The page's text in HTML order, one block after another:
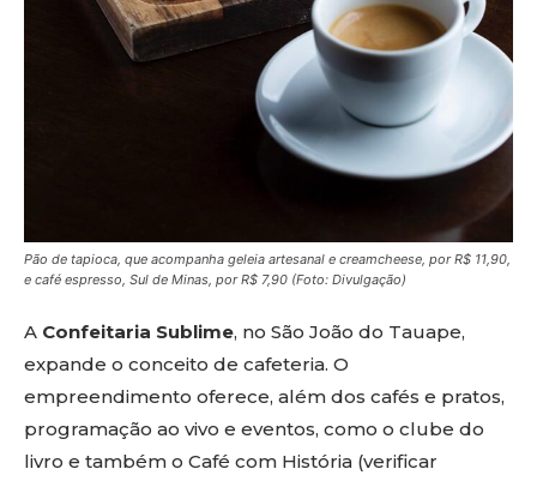
Pão de tapioca, que acompanha geleia artesanal e creamcheese, por R$ 11,90,
e café espresso, Sul de Minas, por R$ 7,90 (Foto: Divulgação)
A Confeitaria Sublime, no São João do Tauape,
expande o conceito de cafeteria. O
empreendimento oferece, além dos cafés e pratos,
programação ao vivo e eventos, como o clube do
livro e também o Café com História (verificar